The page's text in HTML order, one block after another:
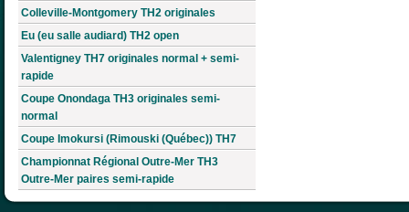
Colleville-Montgomery TH2 originales
Eu (eu salle audiard) TH2 open
Valentigney TH7 originales normal + semi-
rapide
Coupe Onondaga TH3 originales semi-
normal
Coupe Imokursi (Rimouski (Québec)) TH7
Championnat Régional Outre-Mer TH3
Outre-Mer paires semi-rapide